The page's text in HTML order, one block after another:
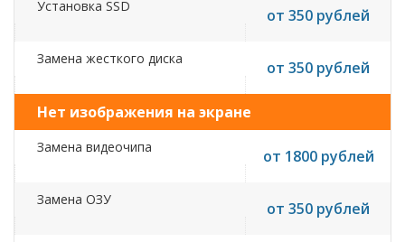
Установка SSD от 350 рублей
Замена жесткого диска от 350 рублей
Нет изображения на экране
Замена видеочипа от 1800 рублей
Замена ОЗУ от 350 рублей